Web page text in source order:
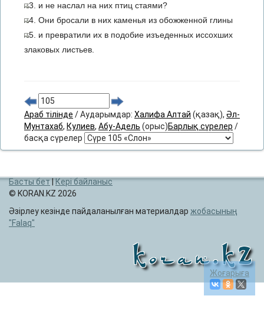
3. и не наслал на них птиц стаями?
4. Они бросали в них каменья из обожженной глины
5. и превратили их в подобие изъеденных иссохших
злаковых листьев.
Араб тілінде / Аударымдар: Халифа Алтай (қазақ), Әл-
Мунтахаб, Кулиев, Абу-Адель (орыс)Барлық сүрелер /
басқа сүрелер
Жоғарыға
Басты бет|Кері байланыс
© KORAN.KZ 2026
Әзірлеу кезінде пайдаланылған материалдар жобасының
Falaq
Koran.KZ